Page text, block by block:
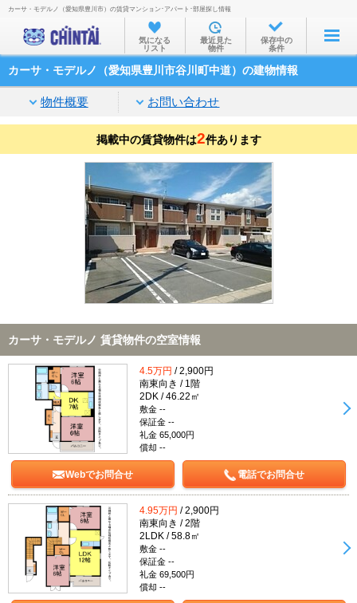
お部屋を探す
沿線・駅から
家賃相場から
通勤通学時間から
物件特集から
不動産会社から
TOP
カーサ・モデルノ（愛知県豊川市）の賃貸マンション･アパート･部屋探し情報
気になる
リスト
最近見た
物件
保存中の
条件
カーサ・モデルノ（愛知県豊川市谷川町中道）の建物情報
物件概要 お問い合わせ
掲載中の賃貸物件は2件あります
カーサ・モデルノ 賃貸物件の空室情報
4.5万円 / 2,900円
南東向き / 1階
2DK / 46.22㎡
敷金 --
保証金 --
礼金 65,000円
償却 --
Webでお問合せ 電話でお問合せ
4.95万円 / 2,900円
南東向き / 2階
2LDK / 58.8㎡
敷金 --
保証金 --
礼金 69,500円
償却 --